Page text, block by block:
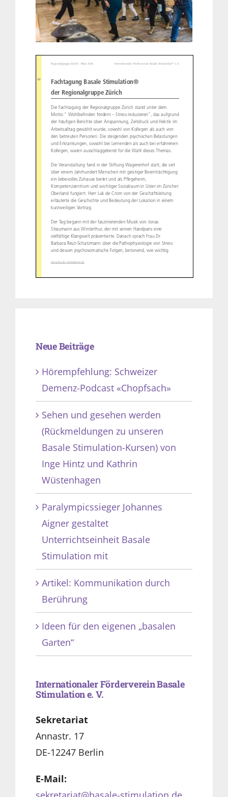
Neue Beiträge
Hörempfehlung: Schweizer
Demenz-Podcast «Chopfsach»
Sehen und gesehen werden
(Rückmeldungen zu unseren
Basale Stimulation-Kursen) von
Inge Hintz und Kathrin
Wüstenhagen
Paralympicssieger Johannes
Aigner gestaltet
Unterrichtseinheit Basale
Stimulation mit
Artikel: Kommunikation durch
Berührung
Ideen für den eigenen „basalen
Garten“
Internationaler Förderverein Basale
Stimulation e. V.
Sekretariat
Annastr. 17
DE-12247 Berlin
E-Mail: